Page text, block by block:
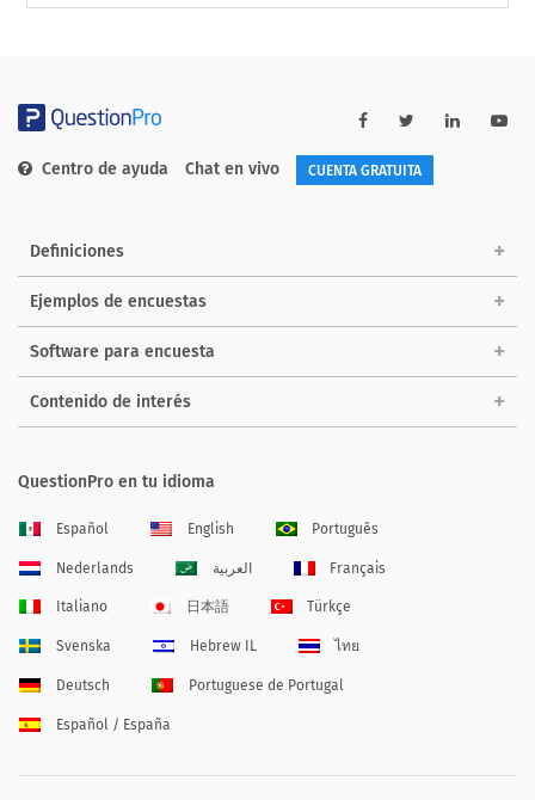
Centro de ayuda Chat en vivo CUENTA GRATUITA
Definiciones
Ejemplos de encuestas
Software para encuesta
Contenido de interés
QuestionPro en tu idioma
Español English Português
Nederlands العربية Français
Italiano 日本語 Türkçe
Svenska Hebrew IL ไทย
Deutsch Portuguese de Portugal
Español / España